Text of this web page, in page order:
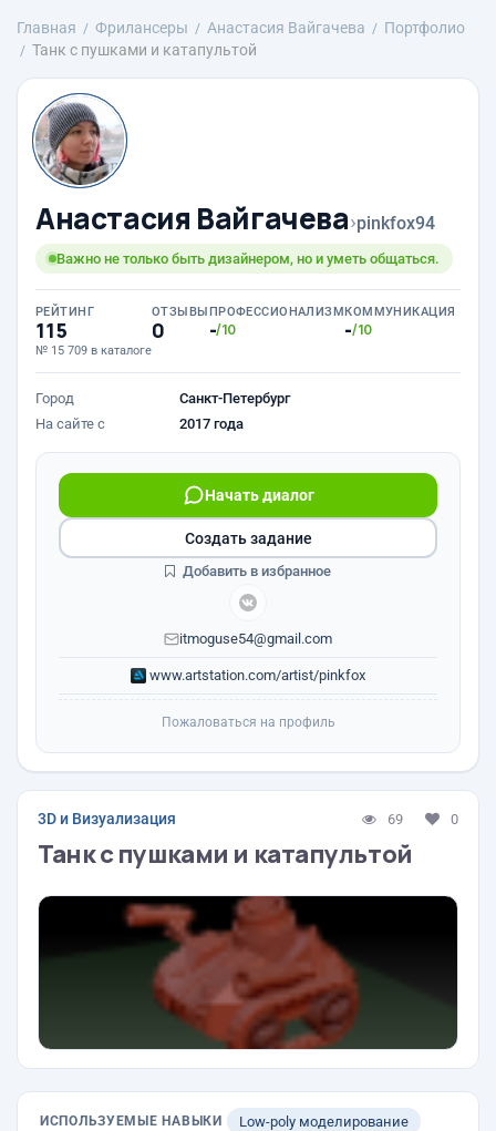
Главная Фрилансеры Анастасия Вайгачева
Портфолио
Танк с пушками и катапультой
Анастасия Вайгачева›pinkfox94
Важно не только быть дизайнером, но и уметь общаться.
РЕЙТИНГ
115
№ 15 709 в каталоге
ОТЗЫВЫ
0
ПРОФЕССИОНАЛИЗМ
-/10
КОММУНИКАЦИЯ
-/10
Город
Санкт-Петербург
На сайте с
2017 года
Начать диалог
itmoguse54@gmail.com
www.artstation.com/artist/pinkfox
Создать задание
Добавить в избранное
Пожаловаться на профиль
3D и Визуализация 69 0
Танк с пушками и катапультой
ИСПОЛЬЗУЕМЫЕ НАВЫКИ Low-poly моделирование